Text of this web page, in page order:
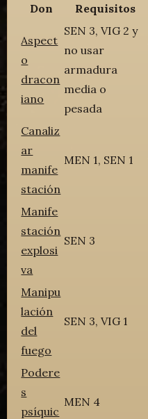
Don Requisitos
Aspect
o
dracon
iano
SEN 3, VIG 2 y
no usar
armadura
media o
pesada
Canaliz
ar
manife
stación
MEN 1, SEN 1
Manife
stación
explosi
va
SEN 3
Manipu
lación
del
fuego
SEN 3, VIG 1
Podere
s
psíquic
MEN 4